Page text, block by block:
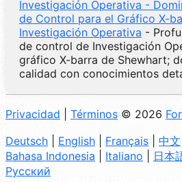
Investigación Operativa -
de Control para el Gráfico X-
Investigación Operativa -
de control de Investigación
gráfico X-barra de Shewhart;
calidad con conocimientos
Privacidad Términos © 2026
Deutsch
English Français 中文
Bahasa Indonesia
Italiano 日本
Русский